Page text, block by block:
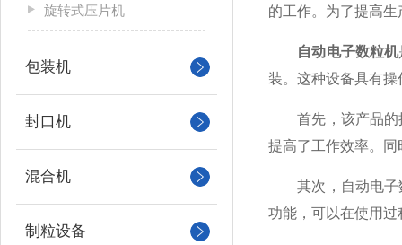
旋转式压片机
包装机
封口机
混合机
制粒设备
的工作。为了提高
自动电子数粒机
装。这种设备具有
首先，该产品的操
提高了工作效率。
其次，自动电子数
功能，可以在使用